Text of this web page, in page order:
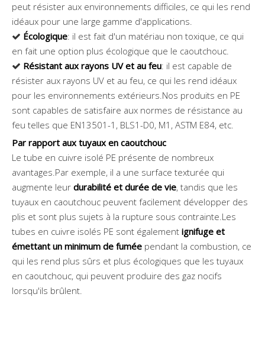
peut résister aux environnements difficiles, ce qui les rend
idéaux pour une large gamme d'applications.
 Écologique: il est fait d'un matériau non toxique, ce qui
en fait une option plus écologique que le caoutchouc.
 Résistant aux rayons UV et au feu: il est capable de
résister aux rayons UV et au feu, ce qui les rend idéaux
pour les environnements extérieurs.Nos produits en PE
sont capables de satisfaire aux normes de résistance au
feu telles que EN13501-1, BLS1-D0, M1, ASTM E84, etc.
Par rapport aux tuyaux en caoutchouc
Le tube en cuivre isolé PE présente de nombreux
avantages.Par exemple, il a une surface texturée qui
augmente leur durabilité et durée de vie, tandis que les
tuyaux en caoutchouc peuvent facilement développer des
plis et sont plus sujets à la rupture sous contrainte.Les
tubes en cuivre isolés PE ​​sont également ignifuge et
émettant un minimum de fumée pendant la combustion, ce
qui les rend plus sûrs et plus écologiques que les tuyaux
en caoutchouc, qui peuvent produire des gaz nocifs
lorsqu'ils brûlent.